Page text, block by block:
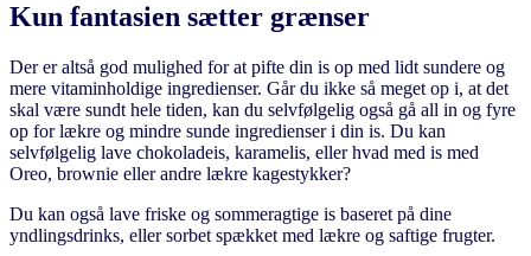
Kun fantasien sætter grænser
Der er altså god mulighed for at pifte din is op med lidt sundere og
mere vitaminholdige ingredienser. Går du ikke så meget op i, at det
skal være sundt hele tiden, kan du selvfølgelig også gå all in og fyre
op for lækre og mindre sunde ingredienser i din is. Du kan
selvfølgelig lave chokoladeis, karamelis, eller hvad med is med
Oreo, brownie eller andre lækre kagestykker?
Du kan også lave friske og sommeragtige is baseret på dine
yndlingsdrinks, eller sorbet spækket med lækre og saftige frugter.